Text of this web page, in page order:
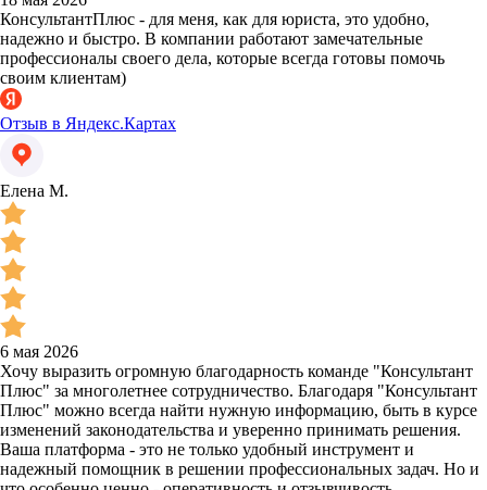
КонсультантПлюс - для меня, как для юриста, это удобно,
надежно и быстро. В компании работают замечательные
профессионалы своего дела, которые всегда готовы помочь
своим клиентам)
Отзыв в Яндекс.Картах
Елена М.
6 мая 2026
Хочу выразить огромную благодарность команде "Консультант
Плюс" за многолетнее сотрудничество. Благодаря "Консультант
Плюс" можно всегда найти нужную информацию, быть в курсе
изменений законодательства и уверенно принимать решения.
Ваша платформа - это не только удобный инструмент и
надежный помощник в решении профессиональных задач. Но и